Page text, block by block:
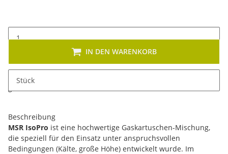
Stück
IN DEN WARENKORB
Dieses Produkt hat Variationen. Wählen Sie bitte die
Beschreibung
MSR IsoPro ist eine hochwertige Gaskartuschen-Mischung,
die speziell für den Einsatz unter anspruchsvollen
Bedingungen (Kälte, große Höhe) entwickelt wurde. Im